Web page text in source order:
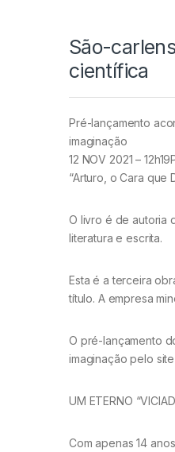
São-
científica
Pré-lançamento
imaginação
12 NOV 2021 –
“Arturo, o Cara que
O livro é de autoria
literatura e escrita.
Esta é a terceira
título. A empresa
O pré-lançamento
imaginação pelo
UM ETERNO
Com apenas 14